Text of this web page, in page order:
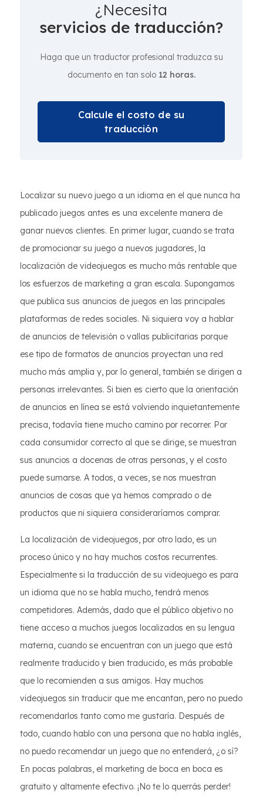
¿Necesita
servicios de traducción?
Haga que un traductor profesional traduzca su
documento en tan solo 12 horas.
Calcule el costo de su
traducción
Localizar su nuevo juego a un idioma en el que nunca ha
publicado juegos antes es una excelente manera de
ganar nuevos clientes. En primer lugar, cuando se trata
de promocionar su juego a nuevos jugadores, la
localización de videojuegos es mucho más rentable que
los esfuerzos de marketing a gran escala. Supongamos
que publica sus anuncios de juegos en las principales
plataformas de redes sociales. Ni siquiera voy a hablar
de anuncios de televisión o vallas publicitarias porque
ese tipo de formatos de anuncios proyectan una red
mucho más amplia y, por lo general, también se dirigen a
personas irrelevantes. Si bien es cierto que la orientación
de anuncios en línea se está volviendo inquietantemente
precisa, todavía tiene mucho camino por recorrer. Por
cada consumidor correcto al que se dirige, se muestran
sus anuncios a docenas de otras personas, y el costo
puede sumarse. A todos, a veces, se nos muestran
anuncios de cosas que ya hemos comprado o de
productos que ni siquiera consideraríamos comprar.
La localización de videojuegos, por otro lado, es un
proceso único y no hay muchos costos recurrentes.
Especialmente si la traducción de su videojuego es para
un idioma que no se habla mucho, tendrá menos
competidores. Además, dado que el público objetivo no
tiene acceso a muchos juegos localizados en su lengua
materna, cuando se encuentran con un juego que está
realmente traducido y bien traducido, es más probable
que lo recomienden a sus amigos. Hay muchos
videojuegos sin traducir que me encantan, pero no puedo
recomendarlos tanto como me gustaría. Después de
todo, cuando hablo con una persona que no habla inglés,
no puedo recomendar un juego que no entenderá, ¿o sí?
En pocas palabras, el marketing de boca en boca es
gratuito y altamente efectivo. ¡No te lo querrás perder!